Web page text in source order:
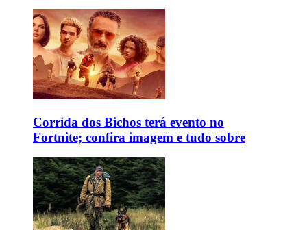
Corrida dos Bichos terá evento no
Fortnite; confira imagem e tudo sobre